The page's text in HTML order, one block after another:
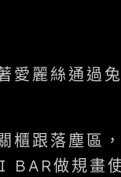
愛麗絲通過
櫃跟落塵區
BAR做規畫